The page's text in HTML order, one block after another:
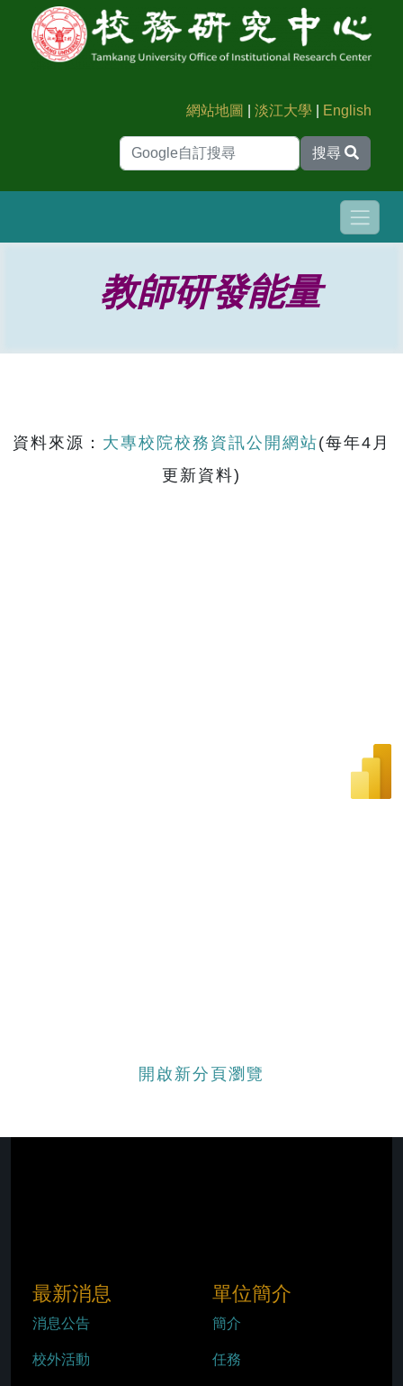
網站地圖 |淡江大學 English
搜尋
教師研發能量
資料來源： 大專校院校務資訊公開網站(每年4月
更新資料)
開啟新分頁瀏覽
最新消息
消息公告
校外活動
單位簡介
簡介
任務